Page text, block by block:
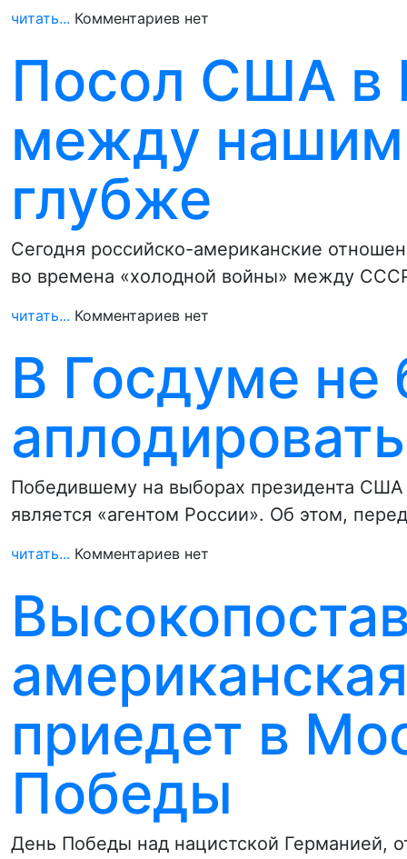
читать... Комментариев нет
Посол США в
между
глубже
Сегодня российско-американские
во времена «холодной войны» между
читать... Комментариев нет
В Госдуме не
Победившему на выборах президента
является «агентом России». Об этом,
читать... Комментариев нет
приедет в
Победы
День Победы над нацистской Германией,